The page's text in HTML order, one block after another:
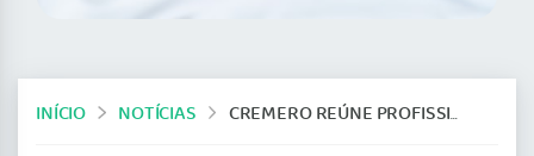
INÍCIO NOTÍCIAS CREMERO REÚNE PROFISSIONAIS DE RONDÔNIA E ACRE PARA CONGRESSO DE MEDICINA DA FAMÍLIA